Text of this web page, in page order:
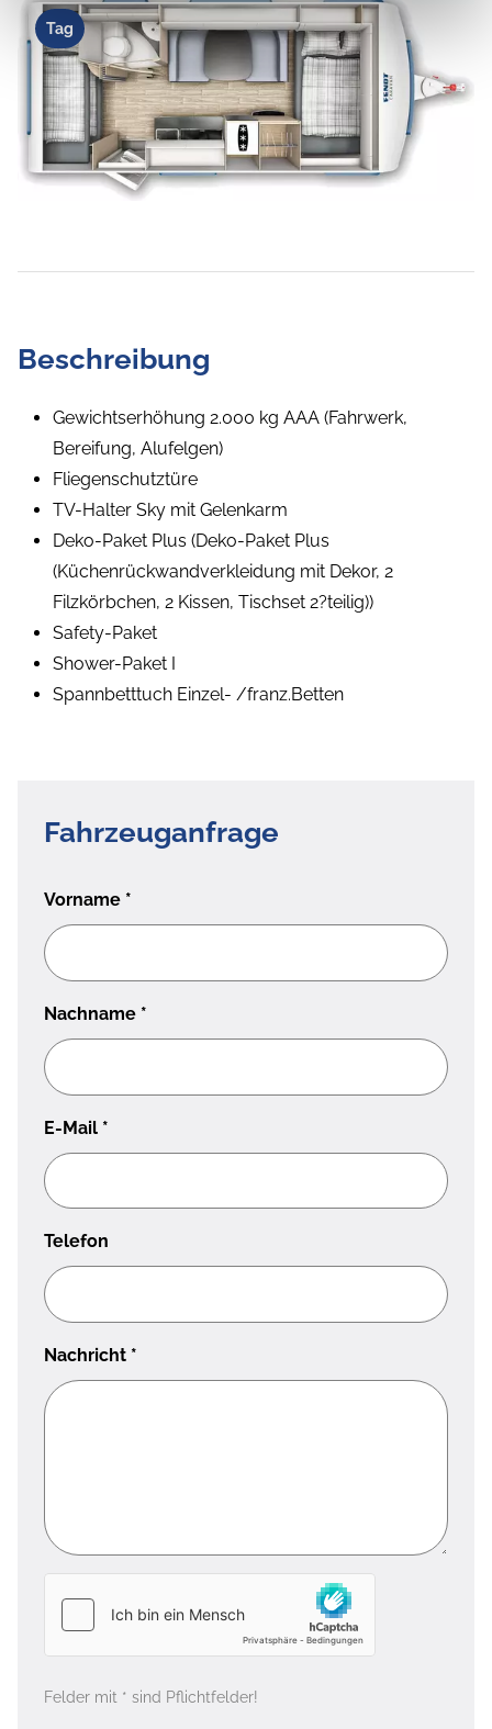
Tag
Beschreibung
Gewichtserhöhung 2.000 kg AAA (Fahrwerk,
Bereifung, Alufelgen)
Fliegenschutztüre
TV-Halter Sky mit Gelenkarm
Deko-Paket Plus (Deko-Paket Plus
(Küchenrückwandverkleidung mit Dekor, 2
Filzkörbchen, 2 Kissen, Tischset 2?teilig))
Safety-Paket
Shower-Paket I
Spannbetttuch Einzel- /franz.Betten
Fahrzeuganfrage
Vorname *
Nachname *
E-Mail *
Telefon
Nachricht *
Felder mit * sind Pflichtfelder!